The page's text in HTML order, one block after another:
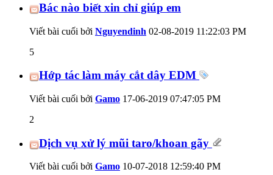
Bác nào biết xin chỉ giúp em
Viết bài cuối bởi Nguyendinh 02-08-2019 11:22:03 PM
5
Hớp tác làm máy cắt dây EDM
Viết bài cuối bởi Gamo 17-06-2019 07:47:05 PM
2
Dịch vụ xử lý mũi taro/khoan gãy
Viết bài cuối bởi Gamo 10-07-2018 12:59:40 PM